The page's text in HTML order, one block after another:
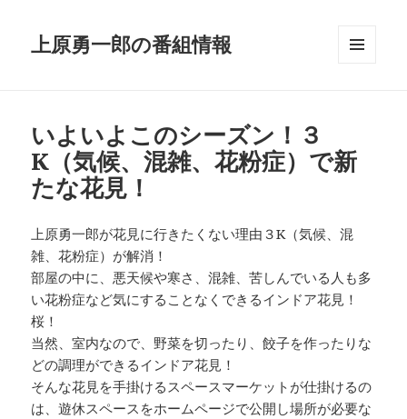
上原勇一郎の番組情報
いよいよこのシーズン！３
K（気候、混雑、花粉症）で新
たな花見！
上原勇一郎が花見に行きたくない理由３K（気候、混
雑、花粉症）が解消！
部屋の中に、悪天候や寒さ、混雑、苦しんでいる人も多
い花粉症など気にすることなくできるインドア花見！
桜！
当然、室内なので、野菜を切ったり、餃子を作ったりな
どの調理ができるインドア花見！
そんな花見を手掛けるスペースマーケットが仕掛けるの
は、遊休スペースをホームページで公開し場所が必要な